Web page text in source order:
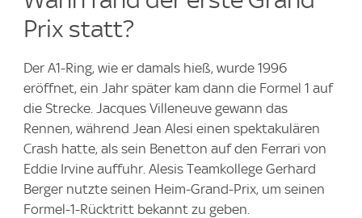
Prix statt?
Der A1-Ring, wie er damals hieß, wurde 1996
eröffnet, ein Jahr später kam dann die Formel 1 auf
die Strecke. Jacques Villeneuve gewann das
Rennen, während Jean Alesi einen spektakulären
Crash hatte, als sein Benetton auf den Ferrari von
Eddie Irvine auffuhr. Alesis Teamkollege Gerhard
Berger nutzte seinen Heim-Grand-Prix, um seinen
Formel-1-Rücktritt bekannt zu geben.